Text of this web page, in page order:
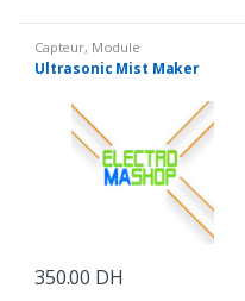
Capteur, Module
Ultrasonic Mist Maker
350.00 DH